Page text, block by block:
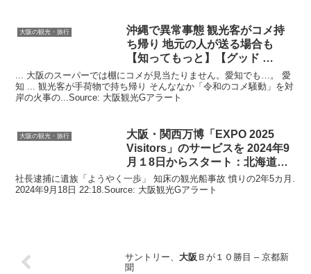
大阪の観光・旅行 沖縄で異常事態観光客がコメ持
ち帰り 地元の人が送る場合も
【知ってもっと】【グッド …
... 大阪のスーパーでは棚にコメが見当たりません。愛知でも…。 愛
知 ... 観光客が手荷物で持ち帰り そんななか「令和のコメ騒動」を対
岸の火事の...Source: 大阪観光Gアラート
大阪の観光・旅行 大阪 ・関西万博「EXPO 2025
Visitors」のサービスを 2024年9
月１8日からスタート：北海道新
聞 …
社長逮捕に遺族「ようやく一歩」 知床の観光船事故 憤りの2年5カ月.
2024年9月18日 22:18.Source: 大阪観光Gアラート
サントリー、 大阪 Ｂが１０勝目 – 京都新
聞